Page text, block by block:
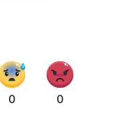
0 0